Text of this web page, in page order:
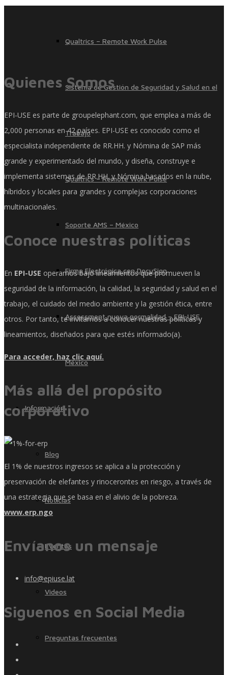
Qualtrics – Remote Work Pulse
Sistema de Gestión de Seguridad y Salud en el
Trabajo
Qualtrics – Remote Work Pulse
Soporte AMS – México
Firma Electrónica con DocuSign
Assessment nueva normalidad – EPI-USE
México
Información
Blog
Noticias
Eventos
Videos
Preguntas frecuentes
Quienes Somos
EPI-USE es parte de groupelephant.com, que emplea a más de
2,000 personas en 42 países. EPI-USE es conocido como el
especialista independiente de RR.HH. y Nómina de SAP más
grande y experimentado del mundo, y diseña, construye e
implementa sistemas de RR.HH. y Nómina basados ​​en la nube,
híbridos y locales para grandes y complejas corporaciones
multinacionales.
Conoce nuestras políticas
En EPI-USE operamos bajo lineamientos que promueven la
seguridad de la información, la calidad, la seguridad y salud en el
trabajo, el cuidado del medio ambiente y la gestión ética, entre
otros. Por tanto, te invitamos a conocer nuestras políticas y
lineamientos, diseñados para que estés informado(a).
Para acceder, haz clic aquí.
Más allá del propósito
corporativo
El 1% de nuestros ingresos se aplica a la protección y
preservación de elefantes y rinocerontes en riesgo, a través de
una estrategia que se basa en el alivio de la pobreza.
www.erp.ngo
Envíanos un mensaje
info@epiuse.lat
Siguenos en Social Media